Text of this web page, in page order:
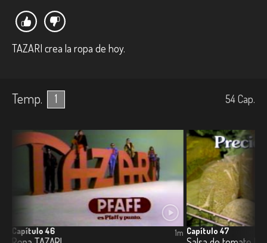
TAZARI crea la ropa de hoy.
Temp. 1 54Cap.
Capítulo 46 1m Capítulo 47